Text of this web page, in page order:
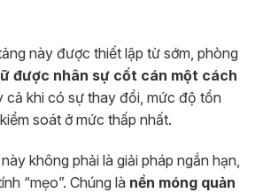
này được thiết lập từ sớm, phòng
được nhân sự cốt cán một cách
cả khi có sự thay đổi, mức độ tổn
soát ở mức thấp nhất.
không phải là giải pháp ngắn hạn,
“mẹo”. Chúng là nền móng quản